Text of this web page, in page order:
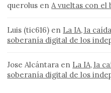
querolus enA vueltas con el
Luis (tic616) en La IA, la
soberanía digital de los
Jose Alcántara en La IA, la
soberanía digital de los